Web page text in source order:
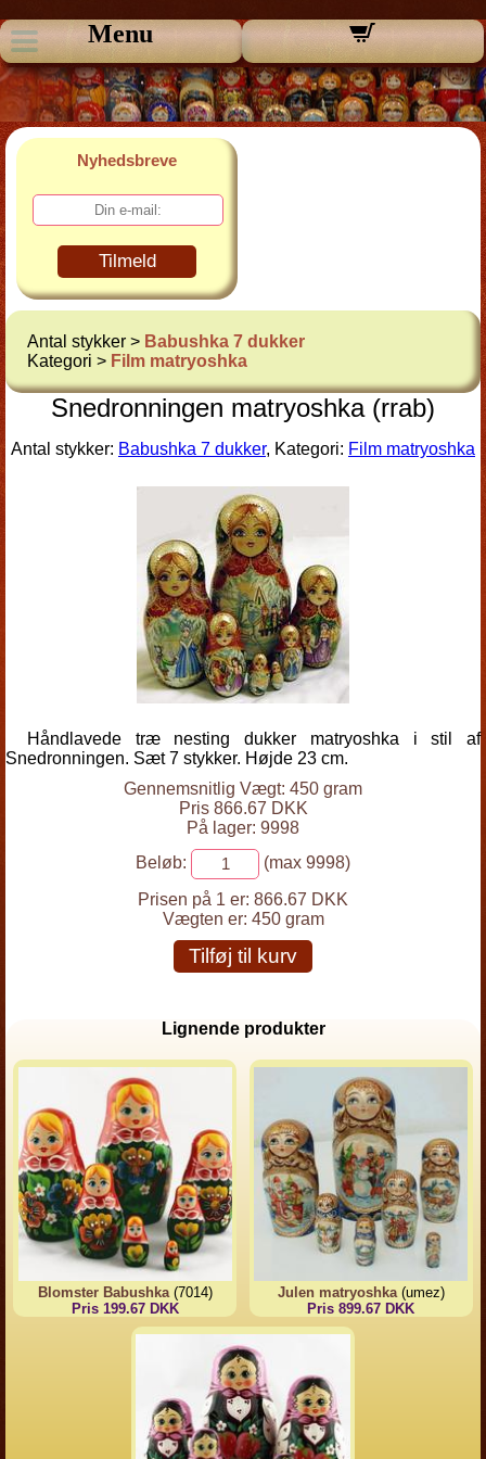
Menu
Nyhedsbreve
Tilmeld
Antal stykker > Babushka 7 dukker
Kategori > Film matryoshka
Snedronningen matryoshka (rrab)
Antal stykker: Babushka 7 dukker, Kategori: Film matryoshka
Håndlavede træ nesting dukker matryoshka i stil af
Snedronningen. Sæt 7 stykker. Højde 23 cm.
Gennemsnitlig Vægt: 450 gram
Pris 866.67 DKK
På lager: 9998
Beløb:
(max 9998)
Prisen på 1 er: 866.67 DKK
Vægten er: 450 gram
Tilføj til kurv
Lignende produkter
Blomster Babushka(7014)
Pris 199.67 DKK
Julen matryoshka(umez)
Pris 899.67 DKK